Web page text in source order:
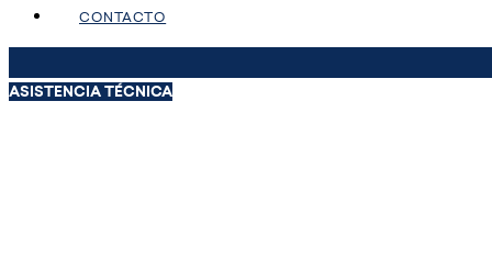
CONTACTO
ASISTENCIA TÉCNICA